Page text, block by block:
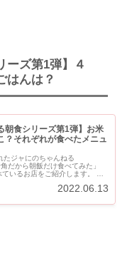
ーズ第1弾】４
はんは？
朝食シリーズ第1弾】お米
？それぞれが食べたメニュ
たジャにのちゃんねる
だから朝飯だけ食べてみた」
いるお店をご紹介します。 美
2022.06.13